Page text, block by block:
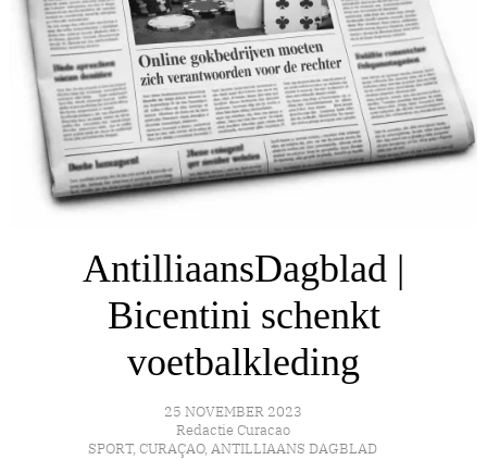
AntilliaansDagblad |
Bicentini schenkt
voetbalkleding
25 NOVEMBER 2023
Redactie Curacao
SPORT, CURAÇAO, ANTILLIAANS DAGBLAD